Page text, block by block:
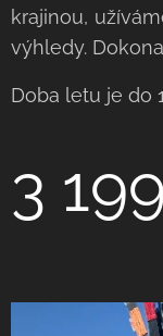
krajinou,
výhledy.
Doba letu je do
3